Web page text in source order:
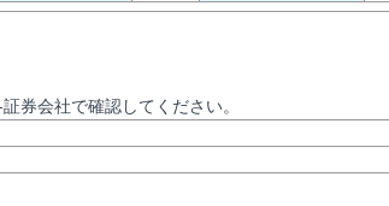
券会社で確認してください。